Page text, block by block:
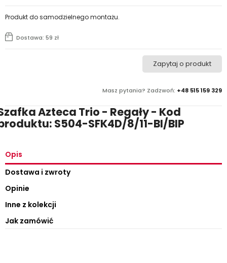
Masz pytania? Zadzwoń: +48 515 159 329
Zapytaj o produkt
Dostawa: 59 zł
Produkt do samodzielnego montażu.
Azteca Trio - Regały - Kod
S504-SFK4D/8/11-BI/BIP
Opis
Dostawa i zwroty
Opinie
Inne z kolekcji
Jak zamówić